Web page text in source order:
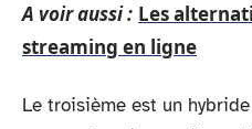
A voir aussi : Les
streaming en ligne
Le troisième est un